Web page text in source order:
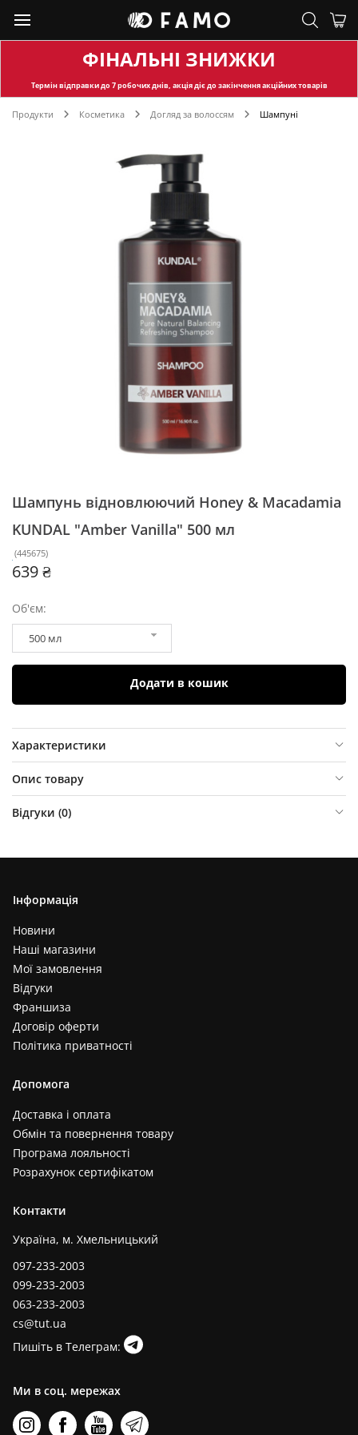
ФІНАЛЬНІ ЗНИЖКИ
Термін відправкидо 7 робочих днів, акція діє до закінчення акційних товарів
Продукти Косметика Догляд за волоссям Шампуні
Шампунь відновлюючий Honey & Macadamia
KUNDAL "Amber Vanilla" 500 мл
(445675)
639 ₴
Об'єм:
500 мл
Додати в кошик
Характеристики
Опис товару
Відгуки (0)
Інформація
Новини
Наші магазини
Мої замовлення
Відгуки
Франшиза
Договір оферти
Політика приватності
Допомога
Доставка і оплата
Обмін та повернення товару
Програма лояльності
Розрахунок сертифікатом
Контакти
Україна, м. Хмельницький
097-233-2003
099-233-2003
063-233-2003
cs@tut.ua
Пишіть в Телеграм:
Ми в соц. мережах